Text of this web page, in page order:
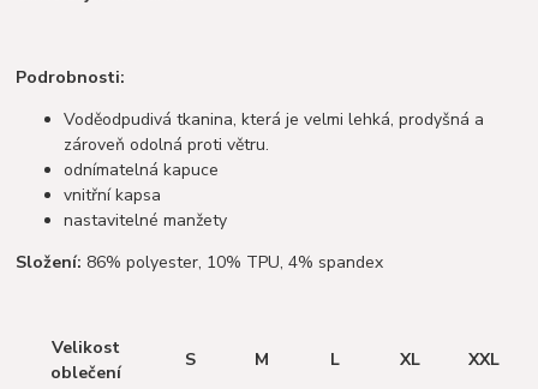
Podrobnosti:
Voděodpudivá tkanina, která je velmi lehká, prodyšná a
zároveň odolná proti větru.
odnímatelná kapuce
vnitřní kapsa
nastavitelné manžety
Složení: 86% polyester, 10% TPU, 4% spandex
Velikost
oblečení
S M L XL XXL